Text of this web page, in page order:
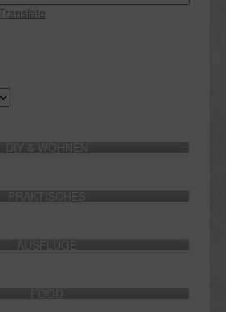
DIY & WOHNEN
PRAKTISCHES
AUSFLÜGE
FOOD